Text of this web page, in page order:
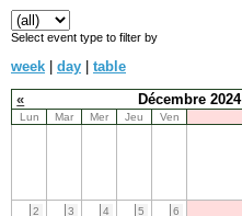
Ski Nordique
Courses à pieds
Athlétisme
Slalom In-Line
Caisse à savon
Coupe "Journal La Gruyère"
Select event type to filter by
week | day | table
«
Décembre 2024
Lun Mar Mer Jeu Ven
2 3 4 5 6